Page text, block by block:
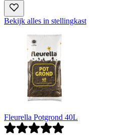
Bekijk alles in stellingkast
Fleurella Potgrond 40L